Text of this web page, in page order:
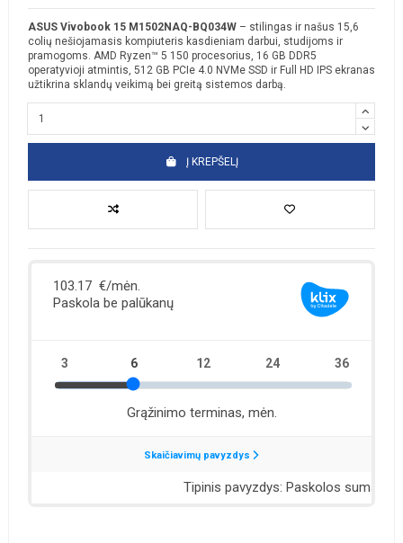
ASUS Vivobook 15 M1502NAQ-BQ034W – stilingas ir našus 15,6
colių nešiojamasis kompiuteris kasdieniam darbui, studijoms ir
pramogoms. AMD Ryzen™ 5 150 procesorius, 16 GB DDR5
operatyvioji atmintis, 512 GB PCIe 4.0 NVMe SSD ir Full HD IPS ekranas
užtikrina sklandų veikimą bei greitą sistemos darbą.
Į KREPŠELĮ